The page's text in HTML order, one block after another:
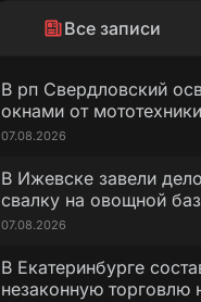
Все записи
В рп Свердловский
окнами от мототехники
07.08.2026
В Ижевске завели
свалку на овощной
07.08.2026
В Екатеринбурге
незаконную торговлю